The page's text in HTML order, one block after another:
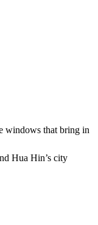
windows that bring in
Hua Hin’s city